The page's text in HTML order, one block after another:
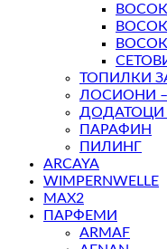
ТОПИЛКИ
ЛОСИОНИ –
ДОДАТОЦИ
ПАРАФИН
ПИЛИНГ
ARCAYA
WIMPERNWELLE
MAX2
ПАРФЕМИ
ARMAF